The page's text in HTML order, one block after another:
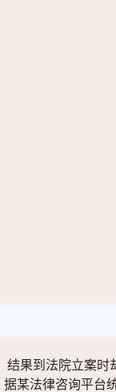
果到法院立案
某法律咨询平台